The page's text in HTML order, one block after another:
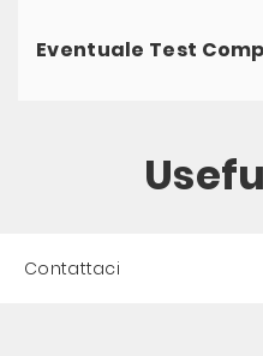
Eventuale Test
Contattaci